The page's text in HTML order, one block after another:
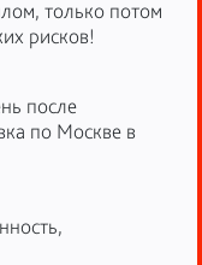
только потом
рисков!
после
по Москве в